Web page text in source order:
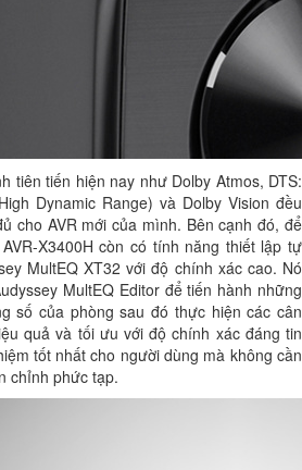
tiên tiến hiện nay như Dolby Atmos, DTS:
Dynamic Range) và Dolby Vision đều
cho AVR mới của mình. Bên cạnh đó, để
X3400H còn có tính năng thiết lập tự
MultEQ XT32 với độ chính xác cao. Nó
MultEQ Editor để tiến hành những
số của phòng sau đó thực hiện các cân
quả và tối ưu với độ chính xác đáng tin
tốt nhất cho người dùng mà không cần
chỉnh phức tạp.